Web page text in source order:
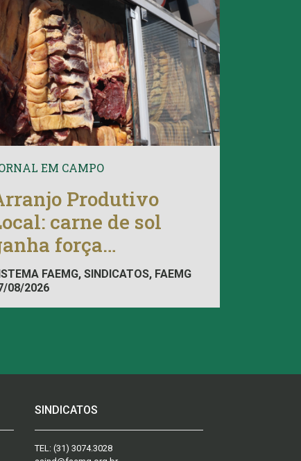
EM CAMPO
Produtivo
carne de sol
força
FAEMG, SINDICATOS, FAEMG
08/2026
SINDICATOS
TEL: (31) 3074.3028